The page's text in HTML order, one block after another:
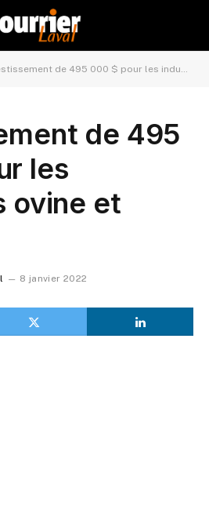
de 495 000 $ pour les industries ovine et caprine
de 495
les
ovine et
8 janvier 2022